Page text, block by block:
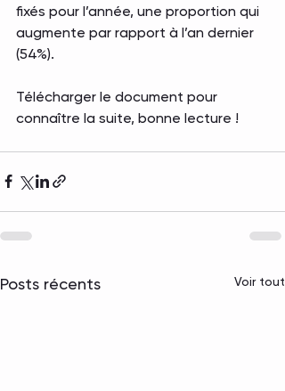
fixés pour l’année, une proportion qui
augmente par rapport à l’an dernier
(54%).
Télécharger le document pour
connaître la suite, bonne lecture !
Posts récents Voir tout